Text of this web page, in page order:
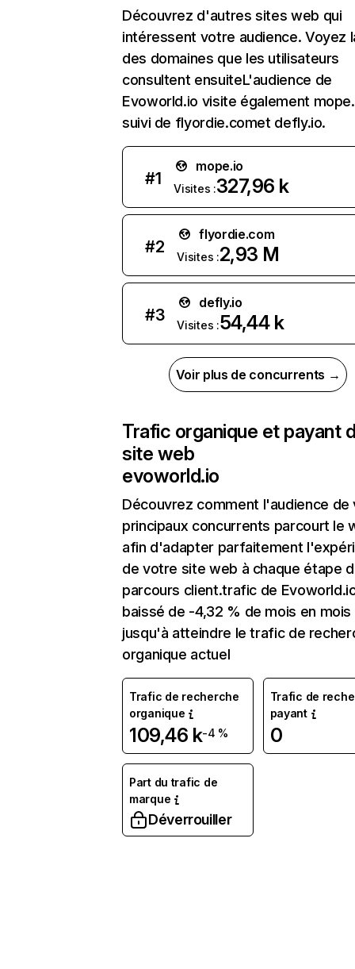
Découvrez d'autres sites web qui
intéressent votre audience. Voyez
des domaines que les utilisateurs
consultent ensuiteL'audience de
Evoworld.io visite également
suivi de flyordie.comet defly.io.
#1
mope.io
Visites :327,96 k
#2
flyordie.com
Visites :2,93 M
#3
defly.io
Visites :54,44 k
Voir plus de concurrents →
Trafic organique et payant
site web
evoworld.io
Découvrez comment l'audience de
principaux concurrents parcourt le
afin d'adapter parfaitement
de votre site web à chaque étape
parcours client.trafic de
baissé de -4,32 % de mois en mois
jusqu'à atteindre le trafic de
organique actuel
Trafic de recherche
organique
109,46 k-4 %
Trafic de
payant
0
Part du trafic de
marque
Déverrouiller